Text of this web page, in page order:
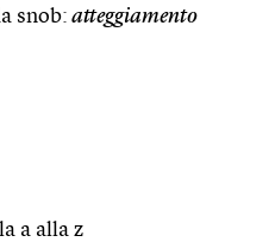
snob: atteggiamento
a alla z